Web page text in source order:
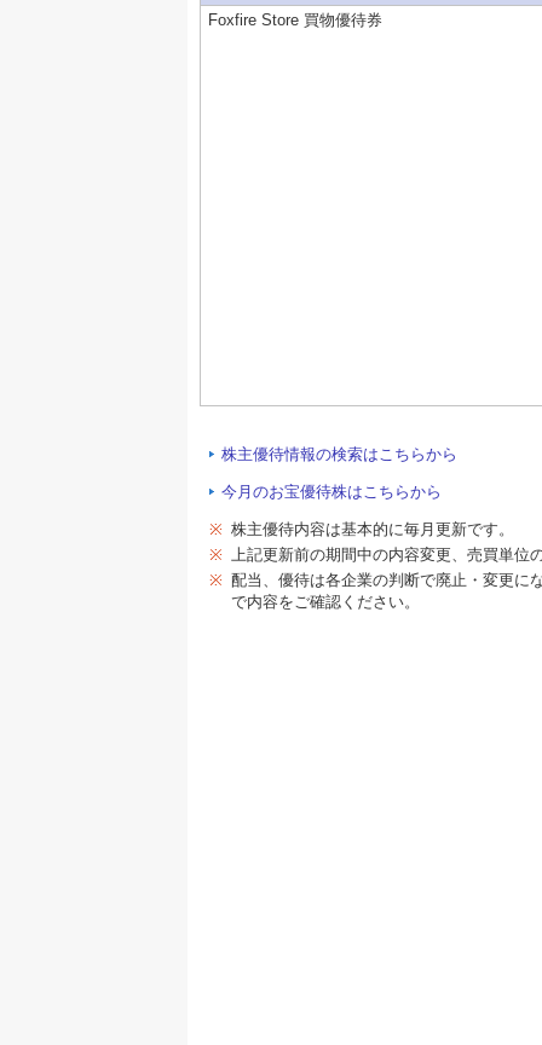
Foxfire Store 買物優待券
株主優待情報の検索はこちらから
今月のお宝優待株はこちらから
※ 株主優待内容は基本的に毎月更新です。
※ 上記更新前の期間中の内容変更、売買単位
※ 配当、優待は各企業の判断で廃止・変更に
で内容をご確認ください。